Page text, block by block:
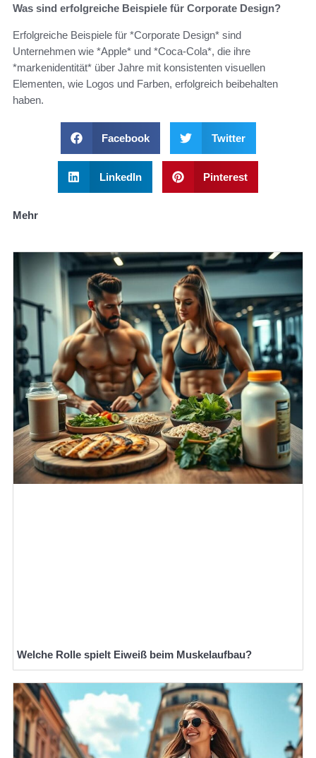
Was sind erfolgreiche Beispiele für Corporate Design?
Erfolgreiche Beispiele für *Corporate Design* sind
Unternehmen wie *Apple* und *Coca-Cola*, die ihre
*markenidentität* über Jahre mit konsistenten visuellen
Elementen, wie Logos und Farben, erfolgreich beibehalten
haben.
Facebook Twitter
LinkedIn Pinterest
Mehr
Welche Rolle spielt Eiweiß beim Muskelaufbau?